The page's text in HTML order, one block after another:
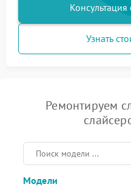
Узнать
Ремонтируем
Модели